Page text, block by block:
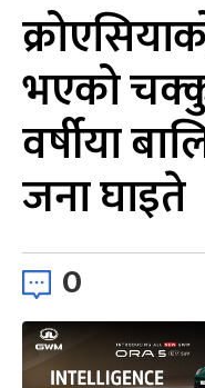
भएको
वर्षीया
जना घाइते
0